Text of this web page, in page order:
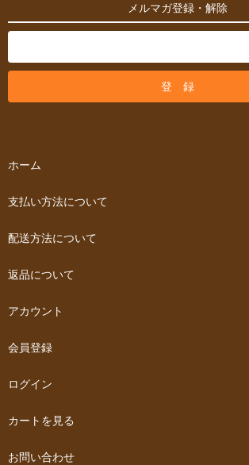
メルマガ登録・解除
ホーム
支払い方法について
配送方法について
返品について
アカウント
会員登録
ログイン
カートを見る
お問い合わせ